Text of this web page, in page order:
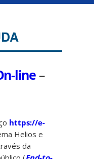
line–
https://e-
Helios e
da